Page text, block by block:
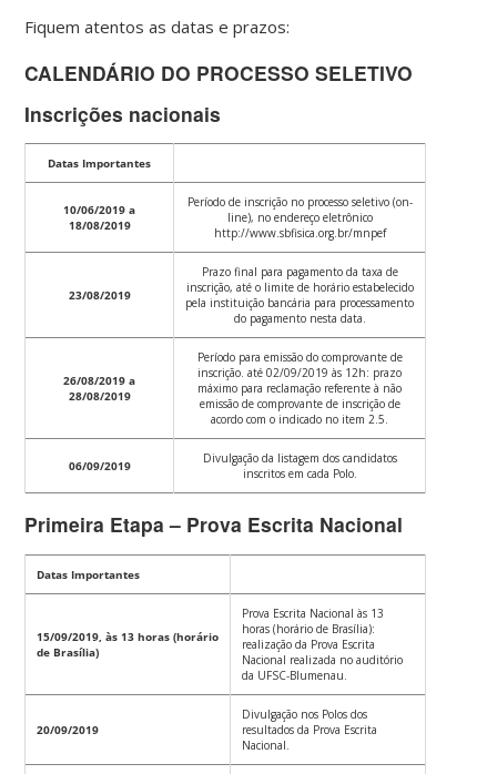
Fiquem atentos as datas e prazos:
CALENDÁRIO DO PROCESSO SELETIVO
Inscrições nacionais
Datas Importantes
10/06/2019 a
18/08/2019
Período de inscrição no processo seletivo (on-
line), no endereço eletrônico
http://www.sbfisica.org.br/mnpef
23/08/2019
Prazo final para pagamento da taxa de
inscrição, até o limite de horário estabelecido
pela instituição bancária para processamento
do pagamento nesta data.
26/08/2019 a
28/08/2019
Período para emissão do comprovante de
inscrição. até 02/09/2019 às 12h: prazo
máximo para reclamação referente à não
emissão de comprovante de inscrição de
acordo com o indicado no item 2.5.
06/09/2019
Divulgação da listagem dos candidatos
inscritos em cada Polo.
Primeira Etapa – Prova Escrita Nacional
Datas Importantes
15/09/2019, às 13 horas (horário
de Brasília)
Prova Escrita Nacional às 13
horas (horário de Brasília):
realização da Prova Escrita
Nacional realizada no auditório
da UFSC-Blumenau.
20/09/2019
Divulgação nos Polos dos
resultados da Prova Escrita
Nacional.